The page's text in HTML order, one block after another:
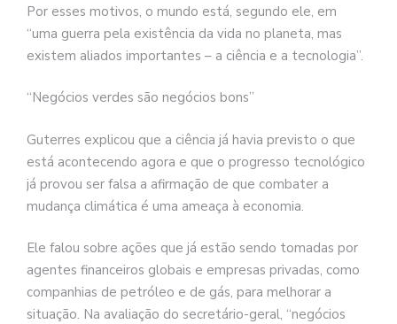
Por esses motivos, o mundo está, segundo ele, em
“uma guerra pela existência da vida no planeta, mas
existem aliados importantes – a ciência e a tecnologia”.
“Negócios verdes são negócios bons”
Guterres explicou que a ciência já havia previsto o que
está acontecendo agora e que o progresso tecnológico
já provou ser falsa a afirmação de que combater a
mudança climática é uma ameaça à economia.
Ele falou sobre ações que já estão sendo tomadas por
agentes financeiros globais e empresas privadas, como
companhias de petróleo e de gás, para melhorar a
situação. Na avaliação do secretário-geral, “negócios